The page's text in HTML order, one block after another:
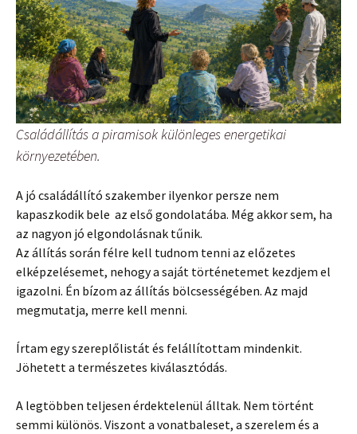
Családállítás a piramisok különleges energetikai
környezetében.
A jó családállító szakember ilyenkor persze nem
kapaszkodik bele az első gondolatába. Még akkor sem, ha
az nagyon jó elgondolásnak tűnik.
Az állítás során félre kell tudnom tenni az előzetes
elképzelésemet, nehogy a saját történetemet kezdjem el
igazolni. Én bízom az állítás bölcsességében. Az majd
megmutatja, merre kell menni.
Írtam egy szereplőlistát és felállítottam mindenkit.
Jöhetett a természetes kiválasztódás.
A legtöbben teljesen érdektelenül álltak. Nem történt
semmi különös. Viszont a vonatbaleset, a szerelem és a